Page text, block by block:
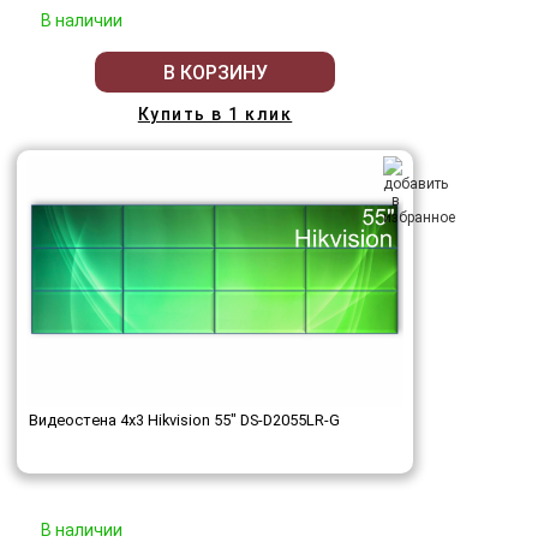
В наличии
В КОРЗИНУ
Купить в 1 клик
Видеостена 4x3 Hikvision 55" DS-D2055LR-G
В наличии